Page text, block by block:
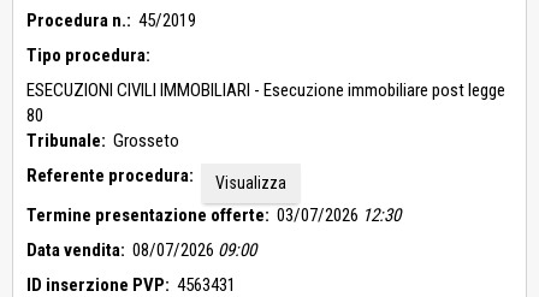
Complessivamente la struttura alberghiera con-siste in un
principalmente tra il piano primo e secondo. Le camere
mediamente di 14 mq di superficie utile godono di servizio
igienico e terrazzo indipendenti. Al piano terra è presente
invece oltre che alla reception, un’ampia sala di
somministrazione del ristorante, il bar, la cucina, la dispensa
e i servizi igienici sia per i dipendenti che per i clienti
Procedura n.: 45/2019
Tipo procedura:
ESECUZIONI CIVILI IMMOBILIARI - Esecuzione immobiliare post legge
80
Tribunale: Grosseto
Referente procedura:
Visualizza
Termine presentazione offerte: 03/07/2026 12:30
Data vendita: 08/07/2026 09:00
ID inserzione PVP: 4563431